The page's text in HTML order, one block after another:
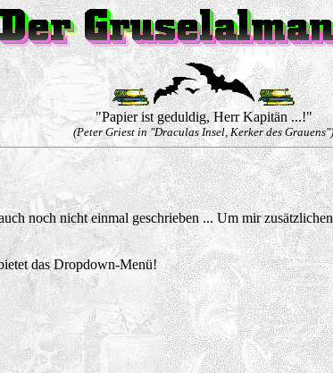
"Papier ist geduldig, Herr Kapitän ...!"
(Peter Griest in "Draculas Insel, Kerker des Grauens")
noch nicht einmal geschrieben ... Um mir
das Dropdown-Menü!